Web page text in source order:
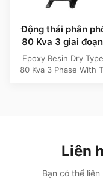
Động thái phân
80 Kva 3 giai
Epoxy Resin Dry
80 Kva 3 Phase With
transformer,
Liên
Bạn có thể